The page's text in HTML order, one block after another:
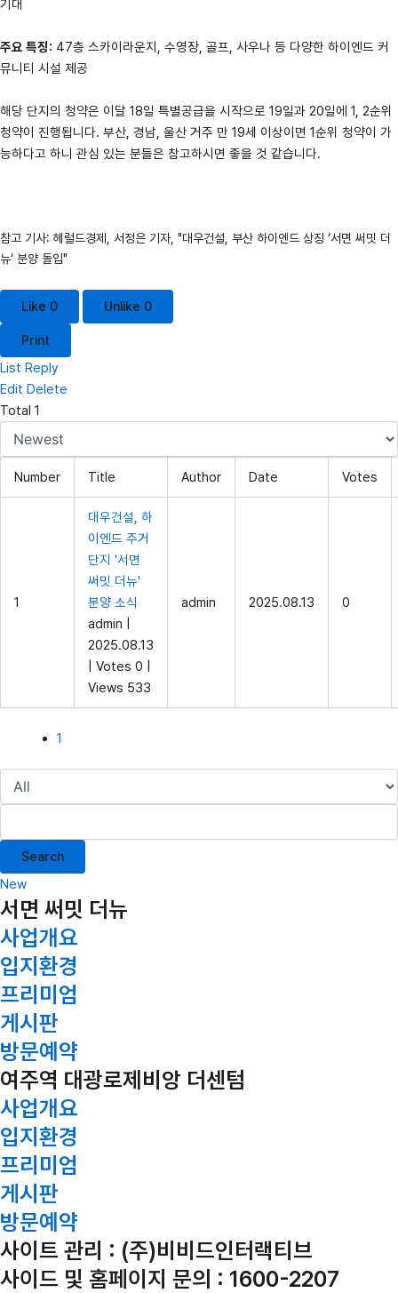
기대
주요 특징: 47층 스카이라운지, 수영장, 골프, 사우나 등 다양한 하이엔드 커
뮤니티 시설 제공
해당 단지의 청약은 이달 18일 특별공급을 시작으로 19일과 20일에 1, 2순위
청약이 진행됩니다. 부산, 경남, 울산 거주 만 19세 이상이면 1순위 청약이 가
능하다고 하니 관심 있는 분들은 참고하시면 좋을 것 같습니다.
참고 기사: 헤럴드경제, 서정은 기자, "대우건설, 부산 하이엔드 상징 ‘서면 써밋 더
뉴‘ 분양 돌입"
Like 0 Unlike 0
Print
List Reply
Edit Delete
Total 1
Number Title Author Date Votes
1
대우건설, 하
이엔드 주거
단지 '서면
써밋 더뉴'
분양 소식
admin
2025.08.13
Votes 0
Views 533
admin 2025.08.13 0
1
Search
New
서면 써밋 더뉴
사업개요
입지환경
프리미엄
게시판
방문예약
여주역 대광로제비앙 더센텀
사업개요
입지환경
프리미엄
게시판
방문예약
사이트 관리 : (주)비비드인터랙티브
사이드 및 홈페이지 문의 : 1600-2207